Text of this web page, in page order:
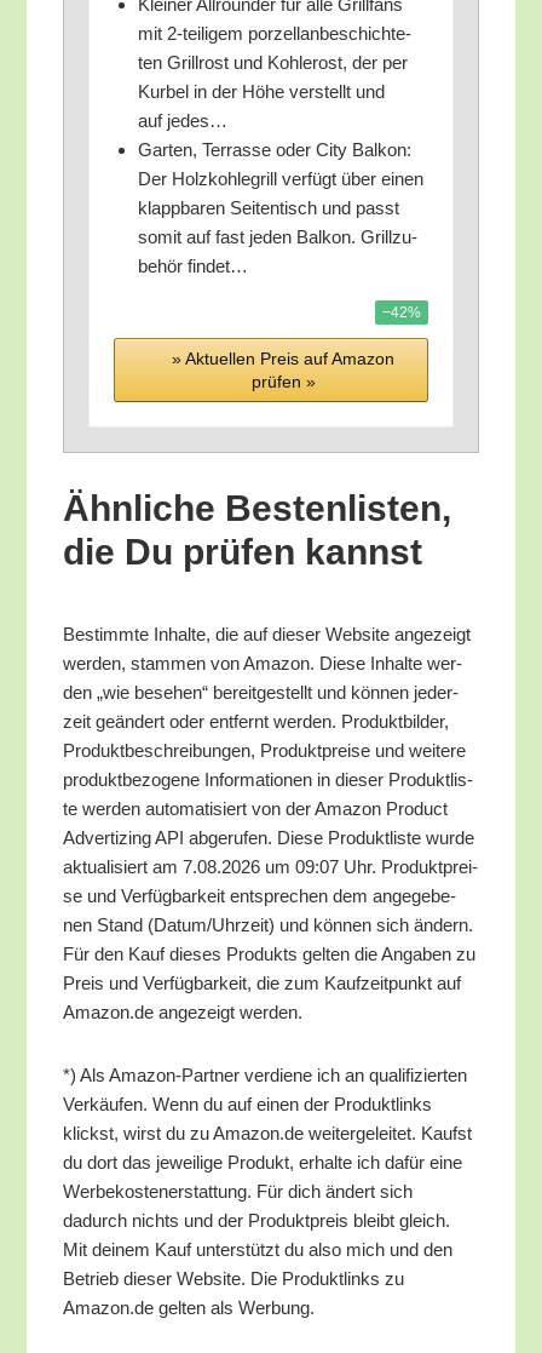
mit 2‑teiligem por­zel­lan­be­schich­te­
ten Grill­rost und Koh­le­rost, der per
Kur­bel in der Höhe ver­stellt und
auf jedes…
Gar­ten, Ter­ras­se oder City Bal­kon:
Der Holz­koh­le­grill ver­fügt über einen
klapp­ba­ren Sei­ten­tisch und passt
somit auf fast jeden Bal­kon. Grill­zu­
be­hör findet…
−42%
» Aktu­el­len Preis auf Ama­zon
prü­fen »
Ähn­li­che Bes­ten­lis­ten,
die Du prü­fen kannst
Bestimm­te Inhal­te, die auf die­ser Web­site ange­zeigt
wer­den, stam­men von Ama­zon. Die­se Inhal­te wer­
den „wie bese­hen“ bereit­ge­stellt und kön­nen jeder­
zeit geän­dert oder ent­fernt wer­den. Pro­dukt­bil­der,
Pro­dukt­be­schrei­bun­gen, Pro­dukt­prei­se und wei­te­re
pro­dukt­be­zo­ge­ne Infor­ma­tio­nen in die­ser Pro­dukt­lis­
te wer­den auto­ma­ti­siert von der Ama­zon Pro­duct
Adver­tiz­ing API abge­ru­fen. Die­se Pro­dukt­lis­te wur­de
aktua­li­siert am 7.08.2026 um 09:07 Uhr. Pro­dukt­prei­
se und Ver­füg­bar­keit ent­spre­chen dem ange­ge­be­
nen Stand (Datum/​Uhrzeit) und kön­nen sich ändern.
Für den Kauf die­ses Pro­dukts gel­ten die Anga­ben zu
Preis und Ver­füg­bar­keit, die zum Kauf­zeit­punkt auf
Amazon.de ange­zeigt werden.
*) Als Ama­zon-Part­ner ver­die­ne ich an qua­li­fi­zier­ten
Ver­käu­fen. Wenn du auf einen der Pro­dukt­links
klickst, wirst du zu Amazon.de wei­ter­ge­lei­tet. Kaufst
du dort das jewei­li­ge Pro­dukt, erhal­te ich dafür eine
Wer­be­kos­ten­er­stat­tung. Für dich ändert sich
dadurch nichts und der Pro­dukt­preis bleibt gleich.
Mit dei­nem Kauf unter­stützt du also mich und den
Betrieb die­ser Web­site. Die Pro­dukt­links zu
Amazon.de gel­ten als Werbung.